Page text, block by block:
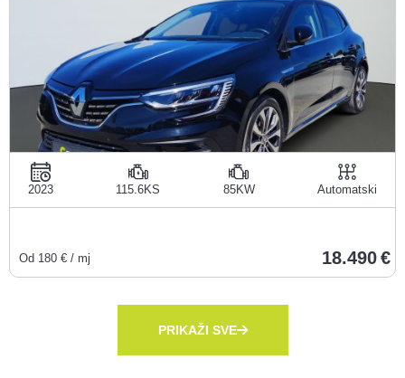
2023 115.6KS 85KW Automatski
Od 180 € / mj 18.490
PRIKAŽI SVE